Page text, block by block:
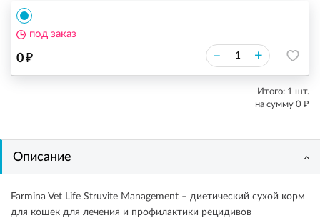
0₽ – +
под заказ
Итого: 1 шт.
на сумму 0 ₽
Описание
Farmina Vet Life Struvite Management – диетический сухой корм
для кошек для лечения и профилактики рецидивов